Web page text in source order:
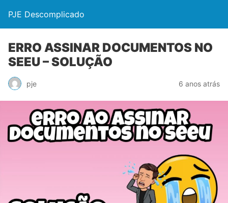
PJE Descomplicado
ERRO ASSINAR DOCUMENTOS NO
SEEU – SOLUÇÃO
pje 6 anos atrás